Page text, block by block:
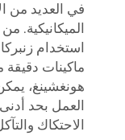
في العديد من
الميكانيكية.
استخدام
ماكينات
هونغشينغ،
العمل بحد
الاحتكاك